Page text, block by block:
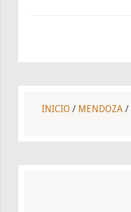
INICIO / MENDOZA /